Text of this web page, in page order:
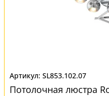
SL853.102.07
Потолочная люстра